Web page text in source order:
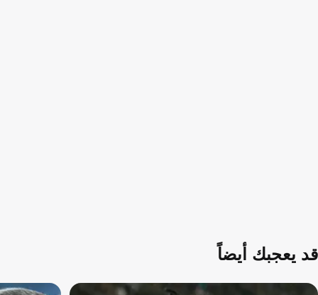
قد يعجبك أيضاً